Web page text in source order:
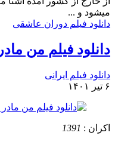
میشود و ...
دانلود فیلم دوران عاشقی
دانلود فیلم من
دانلود فیلم ایرانی
۶ تیر ۱۴۰۱
اکران : 1391